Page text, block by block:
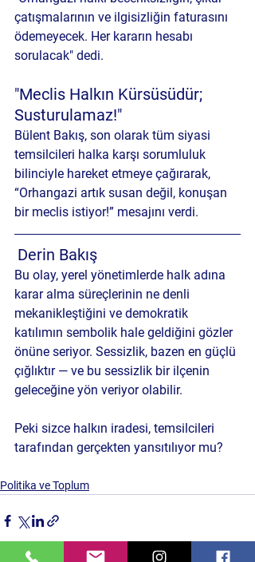
çatışmalarının ve ilgisizliğin faturasını
ödemeyecek. Her kararın hesabı
sorulacak" dedi.
"Meclis Halkın Kürsüsüdür;
Susturulamaz!"
Bülent Bakış, son olarak tüm siyasi
temsilcileri halka karşı sorumluluk
bilinciyle hareket etmeye çağırarak,
“Orhangazi artık susan değil, konuşan
bir meclis istiyor!” mesajını verdi.
Derin Bakış
Bu olay, yerel yönetimlerde halk adına
karar alma süreçlerinin ne denli
mekanikleştiğini ve demokratik
katılımın sembolik hale geldiğini gözler
önüne seriyor. Sessizlik, bazen en güçlü
çığlıktır — ve bu sessizlik bir ilçenin
geleceğine yön veriyor olabilir.
Peki sizce halkın iradesi, temsilcileri
tarafından gerçekten yansıtılıyor mu?
Politika ve Toplum